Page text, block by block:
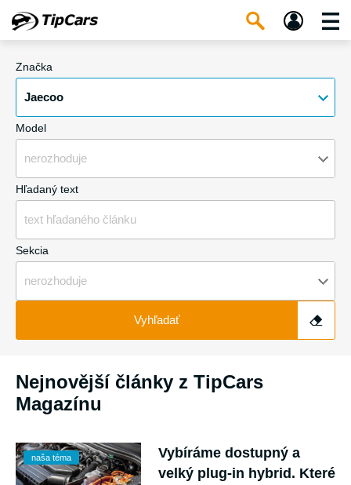
Značka
Jaecoo
Model
nerozhoduje
Hľadaný text
Sekcia
nerozhoduje
Vyhľadať
Nejnovější články z TipCars
Magazínu
naša téma
Vybíráme dostupný a
velký plug-in hybrid. Které